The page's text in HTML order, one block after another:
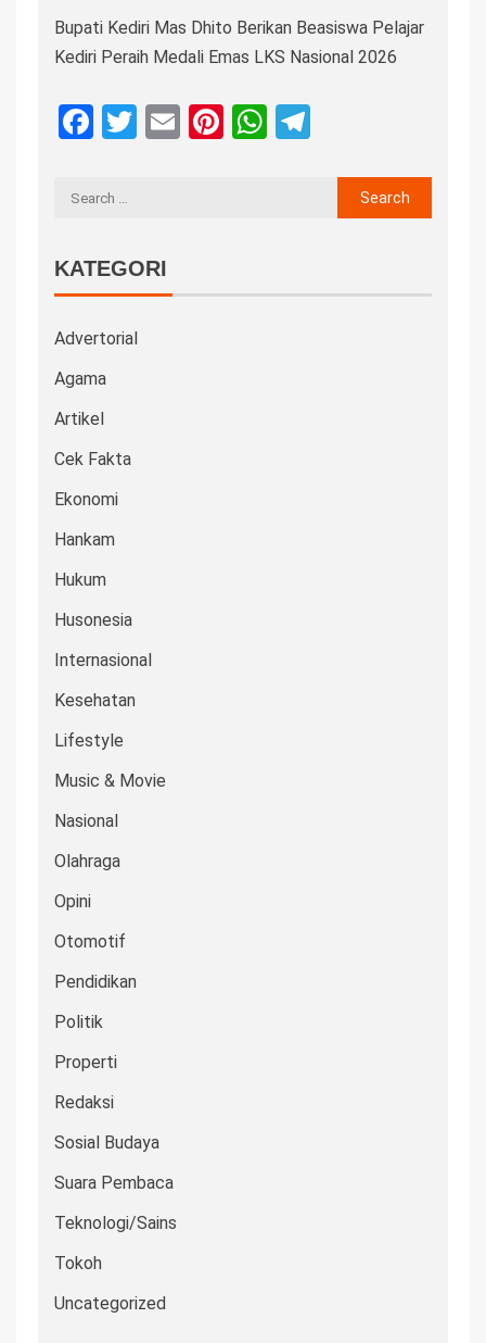
Bupati Kediri Mas Dhito Berikan Beasiswa Pelajar
Kediri Peraih Medali Emas LKS Nasional 2026
Facebook
Twitter
EmailPinterest
WhatsApp
KATEGORI
Advertorial
Agama
Artikel
Cek Fakta
Ekonomi
Hankam
Hukum
Husonesia
Internasional
Kesehatan
Lifestyle
Music & Movie
Nasional
Olahraga
Opini
Otomotif
Pendidikan
Politik
Properti
Redaksi
Sosial Budaya
Suara Pembaca
Teknologi/Sains
Tokoh
Uncategorized